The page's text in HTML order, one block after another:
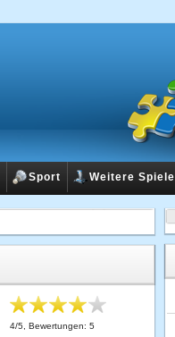
Sport Weitere Spiele
4/5 , Bewertungen: 5